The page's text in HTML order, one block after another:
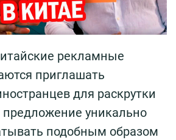
рекламные
приглашать
для раскрутки
предложение уникально
подобным образом